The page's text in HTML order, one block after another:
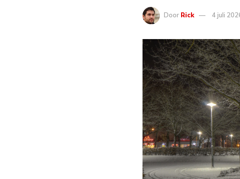
Door Rick 4 juli